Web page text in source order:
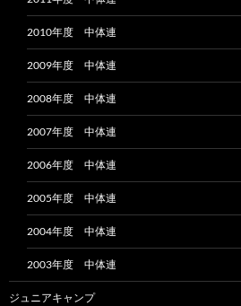
2010年度 中体連
2009年度 中体連
2008年度 中体連
2007年度 中体連
2006年度 中体連
2005年度 中体連
2004年度 中体連
2003年度 中体連
ジュニアキャンプ